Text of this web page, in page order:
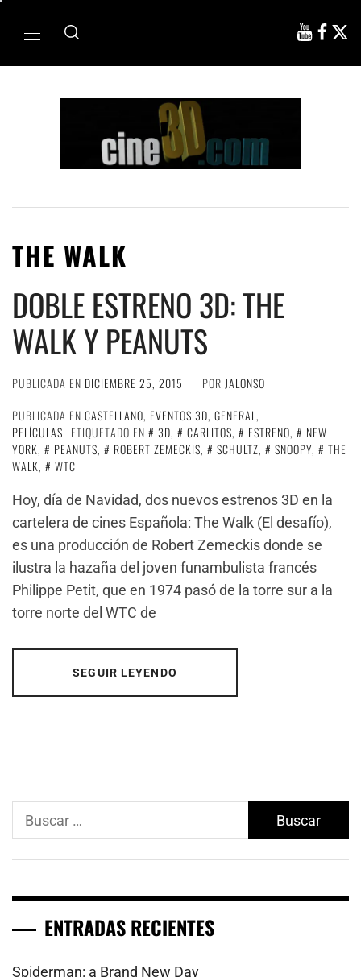
Menú
THE WALK
DOBLE ESTRENO 3D: THE
WALK Y PEANUTS
PUBLICADA EN DICIEMBRE 25, 2015 POR JALONSO
PUBLICADA EN CASTELLANO, EVENTOS 3D, GENERAL,
PELÍCULAS ETIQUETADO EN 3D, CARLITOS, ESTRENO,
NEW
YORK, PEANUTS, ROBERT ZEMECKIS, SCHULTZ, SNOOPY,
THE
WALK,
WTC
Hoy, día de Navidad, dos nuevos estrenos 3D en la
cartelera de cines Española: The Walk (El desafío),
es una producción de Robert Zemeckis donde se
ilustra la hazaña del joven funambulista francés
Philippe Petit, que en 1974 pasó de la torre sur a la
torre norte del WTC de
SEGUIR LEYENDO
Buscar:
ENTRADAS RECIENTES
Spiderman: a Brand New Day